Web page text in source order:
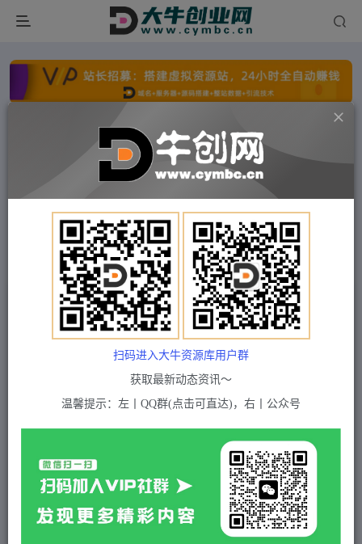
点击开通分站+ 每日收入300+
文字广告火爆招租 文字广告火爆招租
文字广告火爆招租
文字广告火爆招租 文字广告火爆招租
付费项目 福缘网 正文
知乎高级引流4.0玩法(外面收费1980元)
Train03
关注
知乎高级引流4.0玩法(外面收费1980元)
黄金会员 免费 超级会员(永久VIP) 免费
登录购买
扫码进入大牛资源库用户群
获取最新动态资讯～
温馨提示：左丨QQ群(点击可直达)，右丨公众号